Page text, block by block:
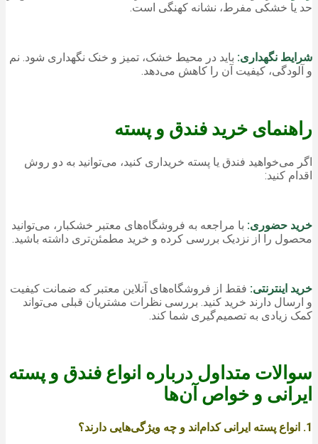
حد یا خشکی مفرط، نشانه کهنگی است.
شرایط نگهداری: باید در محیط خشک، تمیز و خنک نگهداری شود. نم
و آلودگی، کیفیت آن را کاهش می‌دهد.
راهنمای خرید فندق و پسته
اگر می‌خواهید فندق یا پسته خریداری کنید، می‌توانید به دو روش
اقدام کنید:
خرید حضوری: با مراجعه به فروشگاه‌های معتبر خشکبار، می‌توانید
محصول را از نزدیک بررسی کرده و خرید مطمئن‌تری داشته باشید.
خرید اینترنتی: فقط از فروشگاه‌های آنلاین معتبر که ضمانت کیفیت
و ارسال دارند خرید کنید. بررسی نظرات مشتریان قبلی می‌تواند
کمک زیادی به تصمیم‌گیری شما کند.
سوالات متداول درباره انواع فندق و پسته
ایرانی و خواص آن‌ها
1. انواع پسته ایرانی کدام‌اند و چه ویژگی‌هایی دارند؟